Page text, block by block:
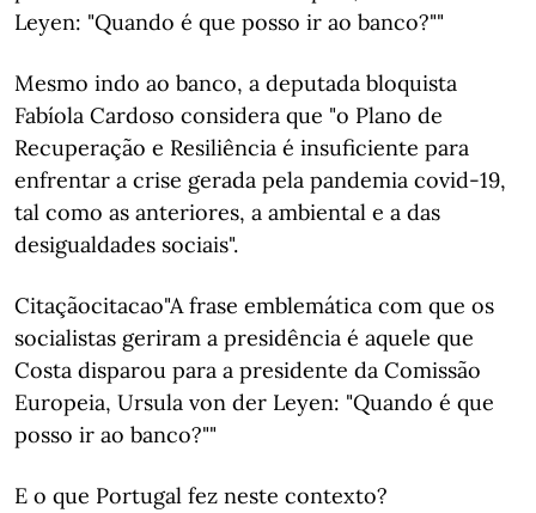
Leyen: "Quando é que posso ir ao banco?""
Mesmo indo ao banco, a deputada bloquista
Fabíola Cardoso considera que "o Plano de
Recuperação e Resiliência é insuficiente para
enfrentar a crise gerada pela pandemia covid-19,
tal como as anteriores, a ambiental e a das
desigualdades sociais".
Citaçãocitacao"A frase emblemática com que os
socialistas geriram a presidência é aquele que
Costa disparou para a presidente da Comissão
Europeia, Ursula von der Leyen: "Quando é que
posso ir ao banco?""
E o que Portugal fez neste contexto?